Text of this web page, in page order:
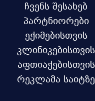
ჩვენს შესახებ
პარტნიორები
ექიმებისთვის
კლინიკებისთვის
აფთიაქებისთვის
რეკლამა საიტზე